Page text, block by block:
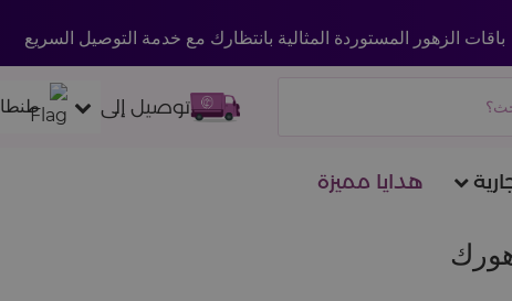
باقات الزهور المستوردة المثالية بانتظارك مع خدمة التوصيل السريع
توصيل إلى طنطا
هدايا مميزة